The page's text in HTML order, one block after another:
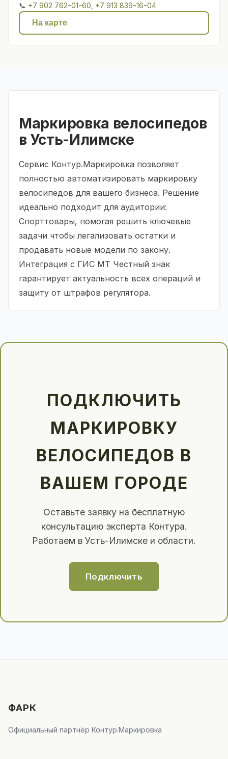
📞 +7 902 762-01-60, +7 913 839-16-04
На карте
Маркировка велосипедов
в Усть-Илимске
Сервис Контур.Маркировка позволяет
полностью автоматизировать маркировку
велосипедов для вашего бизнеса. Решение
идеально подходит для аудитории:
Спорттовары, помогая решить ключевые
задачи чтобы легализовать остатки и
продавать новые модели по закону.
Интеграция с ГИС МТ Честный знак
гарантирует актуальность всех операций и
защиту от штрафов регулятора.
ПОДКЛЮЧИТЬ
МАРКИРОВКУ
ВЕЛОСИПЕДОВ В
ВАШЕМ ГОРОДЕ
Оставьте заявку на бесплатную
консультацию эксперта Контура.
Работаем в Усть-Илимске и области.
Подключить
ФАРК
Официальный партнёр Контур.Маркировка